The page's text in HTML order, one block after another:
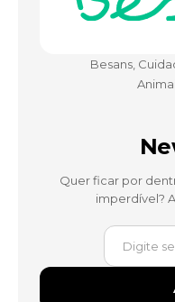
Besans,
Quer ficar por
imperdível?